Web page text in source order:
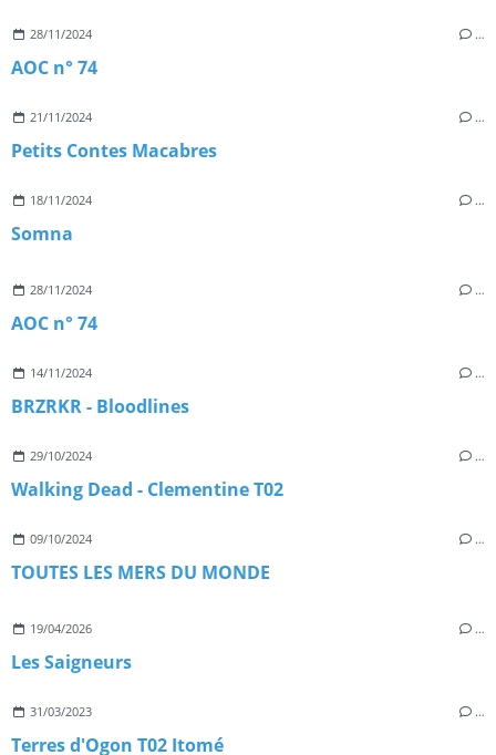
28/11/2024 …
AOC n° 74
21/11/2024 …
Petits Contes Macabres
18/11/2024 …
Somna
28/11/2024 …
AOC n° 74
14/11/2024 …
BRZRKR - Bloodlines
29/10/2024 …
Walking Dead - Clementine T02
09/10/2024 …
TOUTES LES MERS DU MONDE
19/04/2026 …
Les Saigneurs
31/03/2023 …
Terres d'Ogon T02 Itomé